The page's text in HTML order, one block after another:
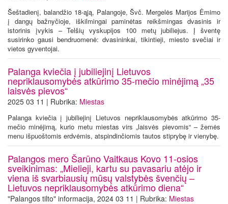
Šeštadienį, balandžio 18-ąją, Palangoje, Švč. Mergelės Marijos Ėmimo
į dangų bažnyčioje, iškilmingai paminėtas reikšmingas dvasinis ir
istorinis įvykis – Telšių vyskupijos 100 metų jubiliejus. Į šventę
susirinko gausi bendruomenė: dvasininkai, tikintieji, miesto svečiai ir
vietos gyventojai.
Palanga kviečia į jubiliejinį Lietuvos
nepriklausomybės atkūrimo 35-mečio minėjimą „35
laisvės pievos“
2025 03 11 | Rubrika: Miestas
Palanga kviečia į jubiliejinį Lietuvos nepriklausomybės atkūrimo 35-
mečio minėjimą, kurio metu miestas virs „laisvės pievomis“ – žemės
menu išpuoštomis erdvėmis, atspindinčiomis tautos stiprybę ir vienybę.
Palangos mero Šarūno Vaitkaus Kovo 11-osios
sveikinimas: „Mielieji, kartu su pavasariu atėjo ir
viena iš svarbiausių mūsų valstybės švenčių –
Lietuvos nepriklausomybės atkūrimo diena“
"Palangos tilto" informacija, 2024 03 11 | Rubrika: Miestas